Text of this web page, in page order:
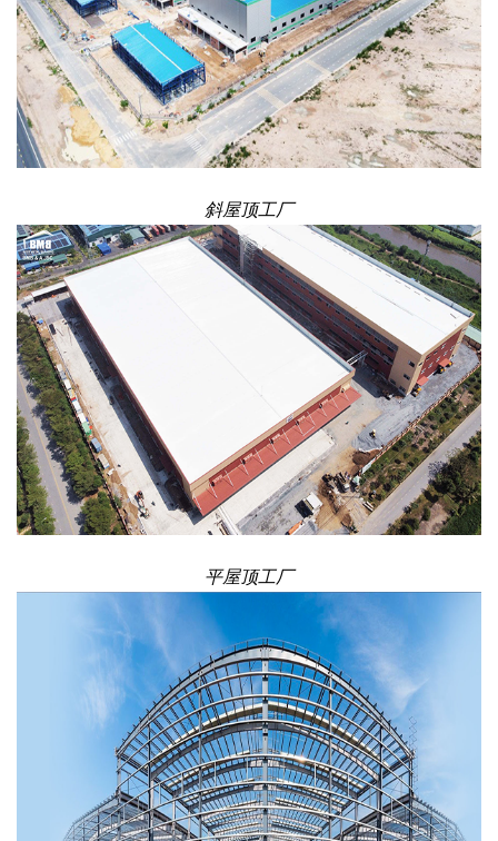
斜屋顶工厂
平屋顶工厂